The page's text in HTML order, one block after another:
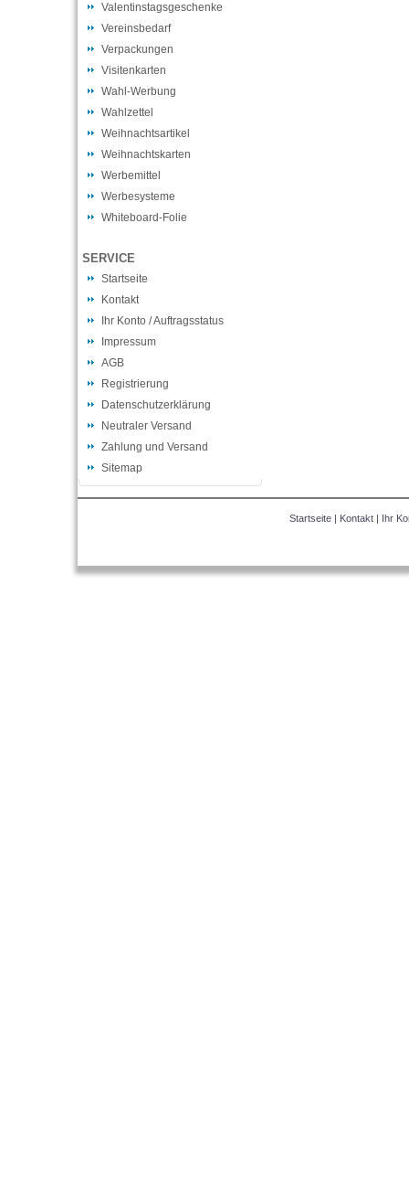
Valentinstagsgeschenke
Vereinsbedarf
Verpackungen
Visitenkarten
Wahl-Werbung
Wahlzettel
Weihnachtsartikel
Weihnachtskarten
Werbemittel
Werbesysteme
Whiteboard-Folie
SERVICE
Startseite
Kontakt
Ihr Konto / Auftragsstatus
Impressum
AGB
Registrierung
Datenschutzerklärung
Neutraler Versand
Zahlung und Versand
Sitemap
Startseite | Kontakt | Ihr